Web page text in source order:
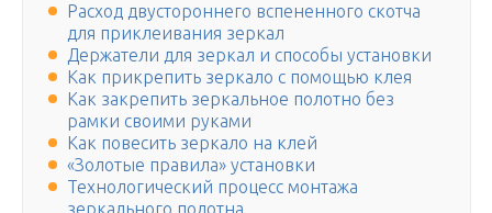
Расход двустороннего вспененного скотча
для приклеивания зеркал
Держатели для зеркал и способы установки
Как прикрепить зеркало с помощью клея
Как закрепить зеркальное полотно без
рамки своими руками
Как повесить зеркало на клей
«Золотые правила» установки
Технологический процесс монтажа
зеркального полотна